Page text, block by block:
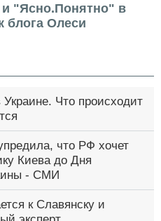
и "Ясно.Понятно" в
блога Олеси
Что происходит
что РФ хочет
Киева до Дня
- СМИ
к Славянску и